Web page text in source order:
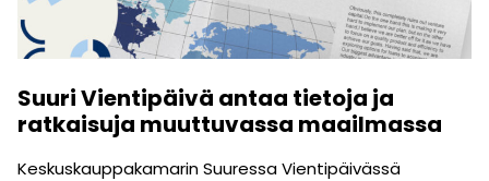
Suuri Vientipäivä antaa tietoja ja
ratkaisuja muuttuvassa maailmassa
Keskuskauppakamarin Suuressa Vientipäivässä